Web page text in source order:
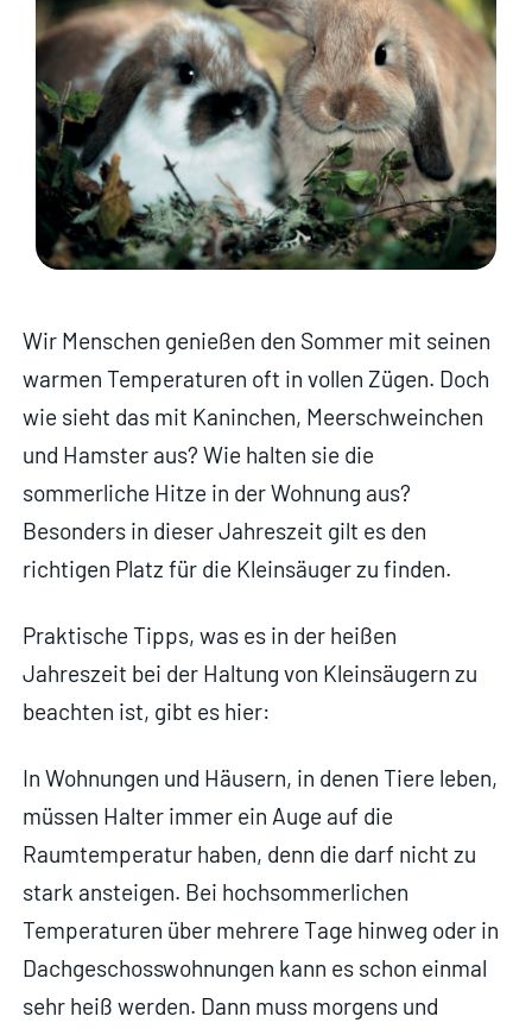
Wir Menschen genießen den Sommer mit seinen
warmen Temperaturen oft in vollen Zügen. Doch
wie sieht das mit Kaninchen, Meerschweinchen
und Hamster aus? Wie halten sie die
sommerliche Hitze in der Wohnung aus?
Besonders in dieser Jahreszeit gilt es den
richtigen Platz für die Kleinsäuger zu finden.
Praktische Tipps, was es in der heißen
Jahreszeit bei der Haltung von Kleinsäugern zu
beachten ist, gibt es hier:
In Wohnungen und Häusern, in denen Tiere leben,
müssen Halter immer ein Auge auf die
Raumtemperatur haben, denn die darf nicht zu
stark ansteigen. Bei hochsommerlichen
Temperaturen über mehrere Tage hinweg oder in
Dachgeschosswohnungen kann es schon einmal
sehr heiß werden. Dann muss morgens und